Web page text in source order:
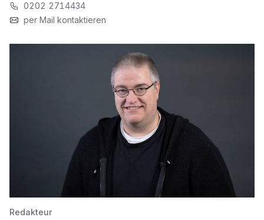
0202 2714434
per Mail kontaktieren
Redakteur